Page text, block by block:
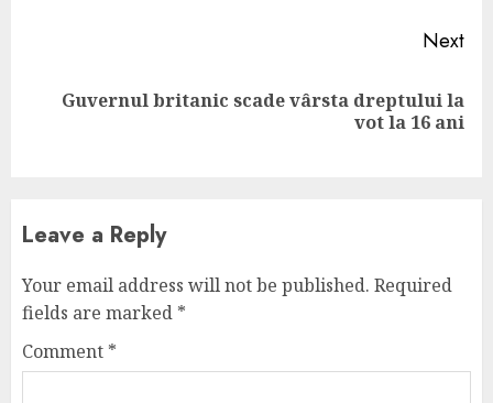
Next
NextGuvernul britanic scade vârsta dreptului la
vot la 16 ani
Leave a Reply
Your email address will not be published. Required
fields are marked *
Comment *